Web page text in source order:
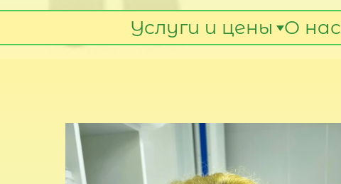
Услуги и цены О нас